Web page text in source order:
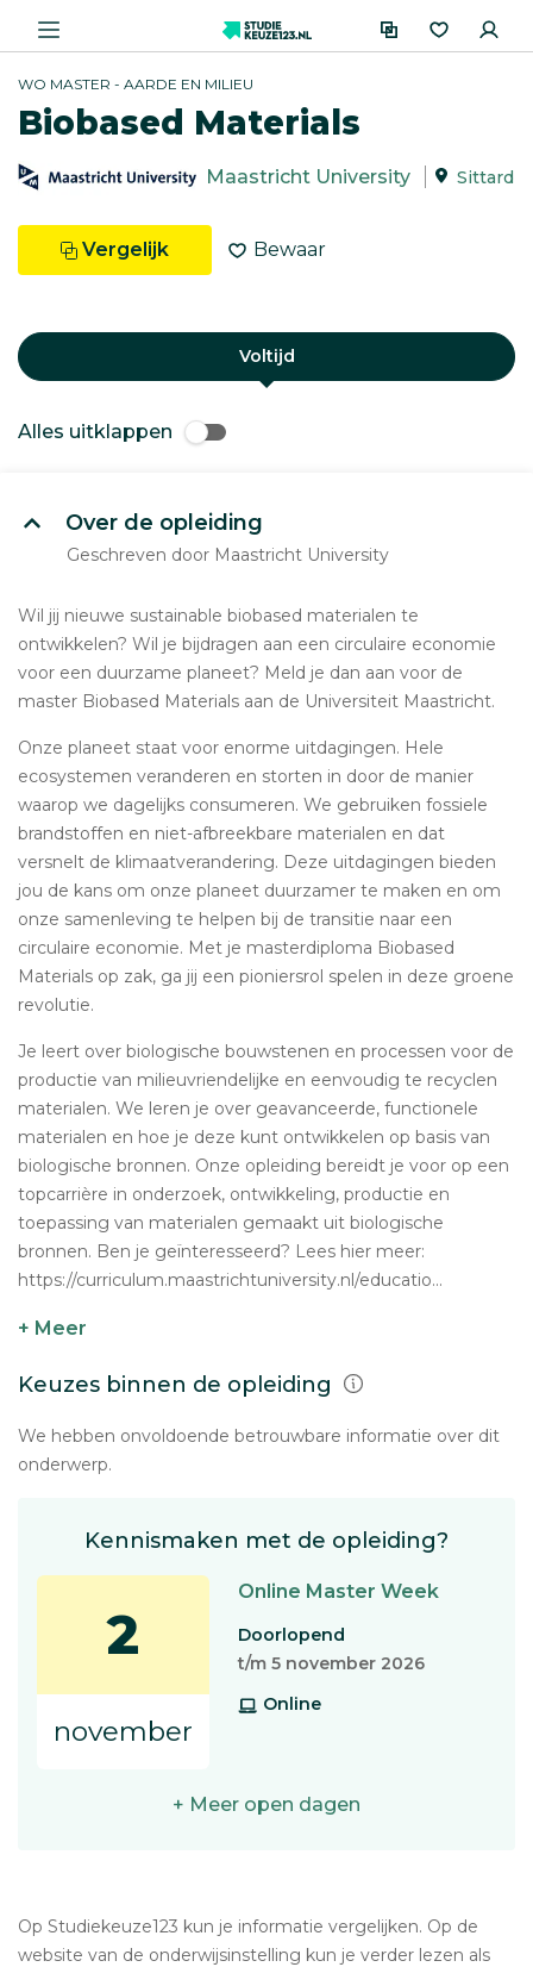
WO MASTER - AARDE EN MILIEU
Biobased Materials
Maastricht University Sittard
Vergelijk Bewaar
Voltijd
Alles uitklappen
Over de opleiding
Geschreven door Maastricht University
Wil jij nieuwe sustainable biobased materialen te
ontwikkelen? Wil je bijdragen aan een circulaire economie
voor een duurzame planeet? Meld je dan aan voor de
master Biobased Materials aan de Universiteit Maastricht.
Onze planeet staat voor enorme uitdagingen. Hele
ecosystemen veranderen en storten in door de manier
waarop we dagelijks consumeren. We gebruiken fossiele
brandstoffen en niet-afbreekbare materialen en dat
versnelt de klimaatverandering. Deze uitdagingen bieden
jou de kans om onze planeet duurzamer te maken en om
onze samenleving te helpen bij de transitie naar een
circulaire economie. Met je masterdiploma Biobased
Materials op zak, ga jij een pioniersrol spelen in deze groene
revolutie.
Je leert over biologische bouwstenen en processen voor de
productie van milieuvriendelijke en eenvoudig te recyclen
materialen. We leren je over geavanceerde, functionele
materialen en hoe je deze kunt ontwikkelen op basis van
biologische bronnen. Onze opleiding bereidt je voor op een
topcarrière in onderzoek, ontwikkeling, productie en
toepassing van materialen gemaakt uit biologische
bronnen. Ben je geïnteresseerd? Lees hier meer:
https://curriculum.maastrichtuniversity.nl/educatio...
+ Meer
Keuzes binnen de opleiding
We hebben onvoldoende betrouwbare informatie over dit
onderwerp.
Kennismaken met de opleiding?
2
november
Online Master Week
Doorlopend
t/m 5 november 2026
Online
+ Meer open dagen
Op Studiekeuze123 kun je informatie vergelijken. Op de
website van de onderwijsinstelling kun je verder lezen als